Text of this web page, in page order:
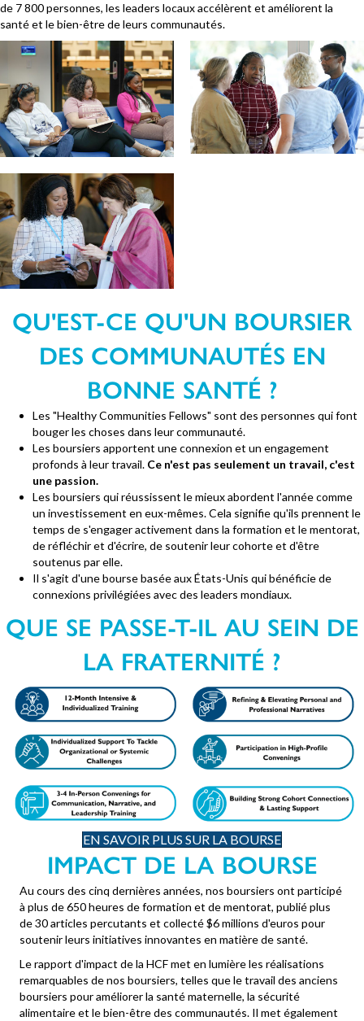
de 7 800 personnes, les leaders locaux accélèrent et améliorent la
santé et le bien-être de leurs communautés.
QU'EST-CE QU'UN BOURSIER
DES COMMUNAUTÉS EN
BONNE SANTÉ ?
Les "Healthy Communities Fellows" sont des personnes qui font
bouger les choses dans leur communauté.
Les boursiers apportent une connexion et un engagement
profonds à leur travail. Ce n'est pas seulement un travail, c'est
une passion.
Les boursiers qui réussissent le mieux abordent l'année comme
un investissement en eux-mêmes. Cela signifie qu'ils prennent le
temps de s'engager activement dans la formation et le mentorat,
de réfléchir et d'écrire, de soutenir leur cohorte et d'être
soutenus par elle.
Il s'agit d'une bourse basée aux États-Unis qui bénéficie de
connexions privilégiées avec des leaders mondiaux.
QUE SE PASSE-T-IL AU SEIN DE
LA FRATERNITÉ ?
EN SAVOIR PLUS SUR LA BOURSE
IMPACT DE LA BOURSE
Au cours des cinq dernières années, nos boursiers ont participé
à plus de 650 heures de formation et de mentorat, publié plus
de 30 articles percutants et collecté $6 millions d'euros pour
soutenir leurs initiatives innovantes en matière de santé.
Le rapport d'impact de la HCF met en lumière les réalisations
remarquables de nos boursiers, telles que le travail des anciens
boursiers pour améliorer la santé maternelle, la sécurité
alimentaire et le bien-être des communautés. Il met également